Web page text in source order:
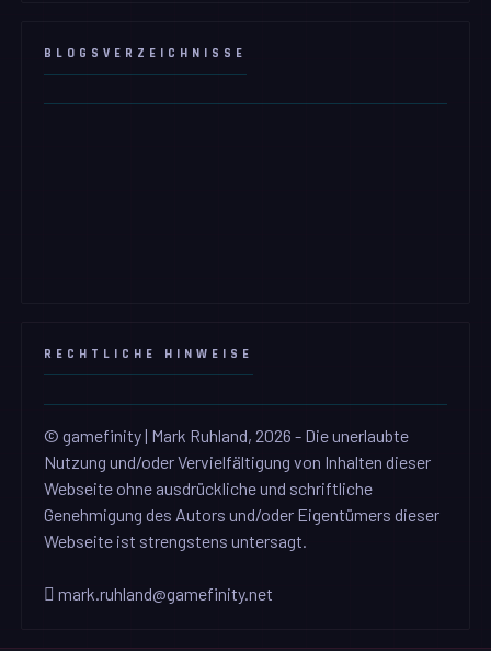
BLOGSVERZEICHNISSE
RECHTLICHE HINWEISE
© gamefinity | Mark Ruhland, 2026 - Die unerlaubte
Nutzung und/oder Vervielfältigung von Inhalten dieser
Webseite ohne ausdrückliche und schriftliche
Genehmigung des Autors und/oder Eigentümers dieser
Webseite ist strengstens untersagt.
mark.ruhland@gamefinity.net